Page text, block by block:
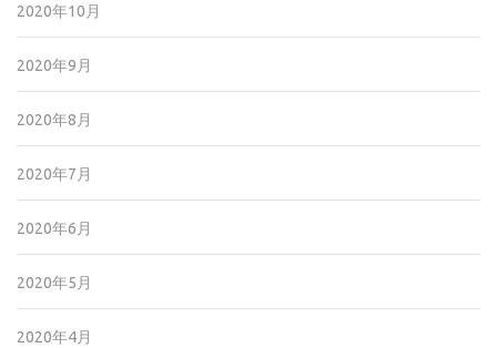
2020年10月
2020年9月
2020年8月
2020年7月
2020年6月
2020年5月
2020年4月